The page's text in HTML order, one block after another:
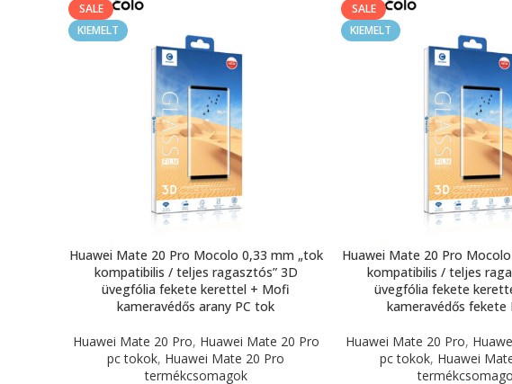
SALE
KIEMELT
Huawei Mate 20 Pro Mocolo 0,33 mm „tok
kompatibilis / teljes ragasztós” 3D
üvegfólia fekete kerettel + Mofi
kameravédős arany PC tok
Huawei Mate 20 Pro, Huawei Mate 20 Pro
pc tokok, Huawei Mate 20 Pro
termékcsomagok
SALE
KIEMELT
Huawei Mate 20 Pro
kompatibilis / teljes
üvegfólia fekete
kameravédős fekete
Huawei Mate 20 Pro,
pc tokok, Huawei